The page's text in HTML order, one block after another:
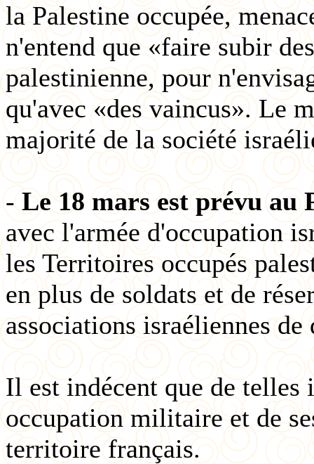
la Palestine occupée,
n'entend que «faire subir
palestinienne, pour
qu'avec «des vaincus». Le
majorité de la société
-Le 18 mars est prévu au
avec l'armée d'occupation
les Territoires occupés
en plus de soldats et de
associations israéliennes
Il est indécent que de
occupation militaire et de
territoire français.